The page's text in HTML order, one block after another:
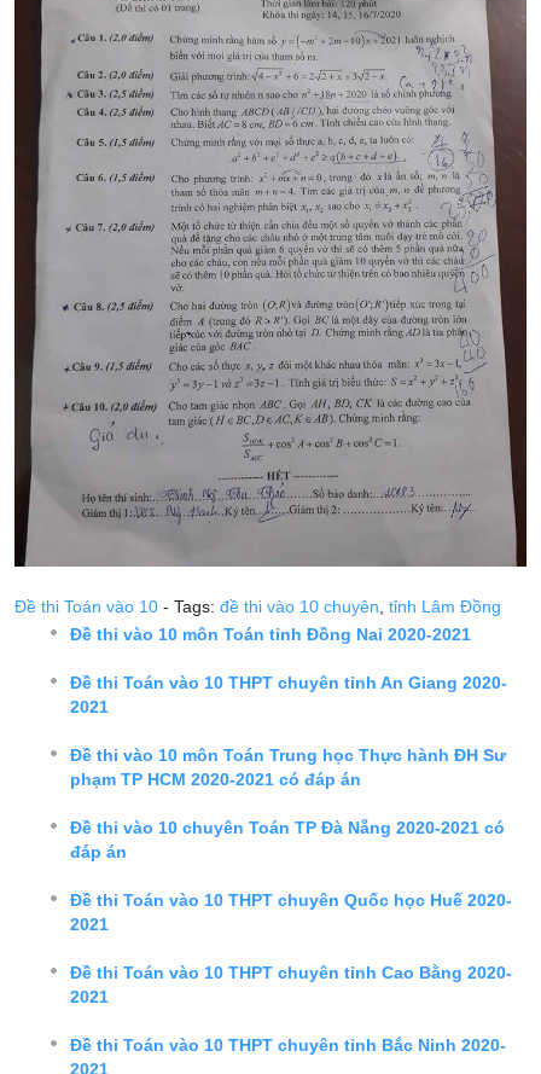
Đề thi Toán vào 10 - Tags: đề thi vào 10 chuyên tỉnh Lâm Đồng
Đề thi vào 10 môn Toán tỉnh Đồng Nai 2020-2021
Đề thi Toán vào 10 THPT chuyên tỉnh An Giang 2020-
2021
Đề thi vào 10 môn Toán Trung học Thực hành ĐH Sư
phạm TP HCM 2020-2021 có đáp án
Đề thi vào 10 chuyên Toán TP Đà Nẵng 2020-2021 có
đáp án
Đề thi Toán vào 10 THPT chuyên Quốc học Huế 2020-
2021
Đề thi Toán vào 10 THPT chuyên tỉnh Cao Bằng 2020-
2021
Đề thi Toán vào 10 THPT chuyên tỉnh Bắc Ninh 2020-
2021